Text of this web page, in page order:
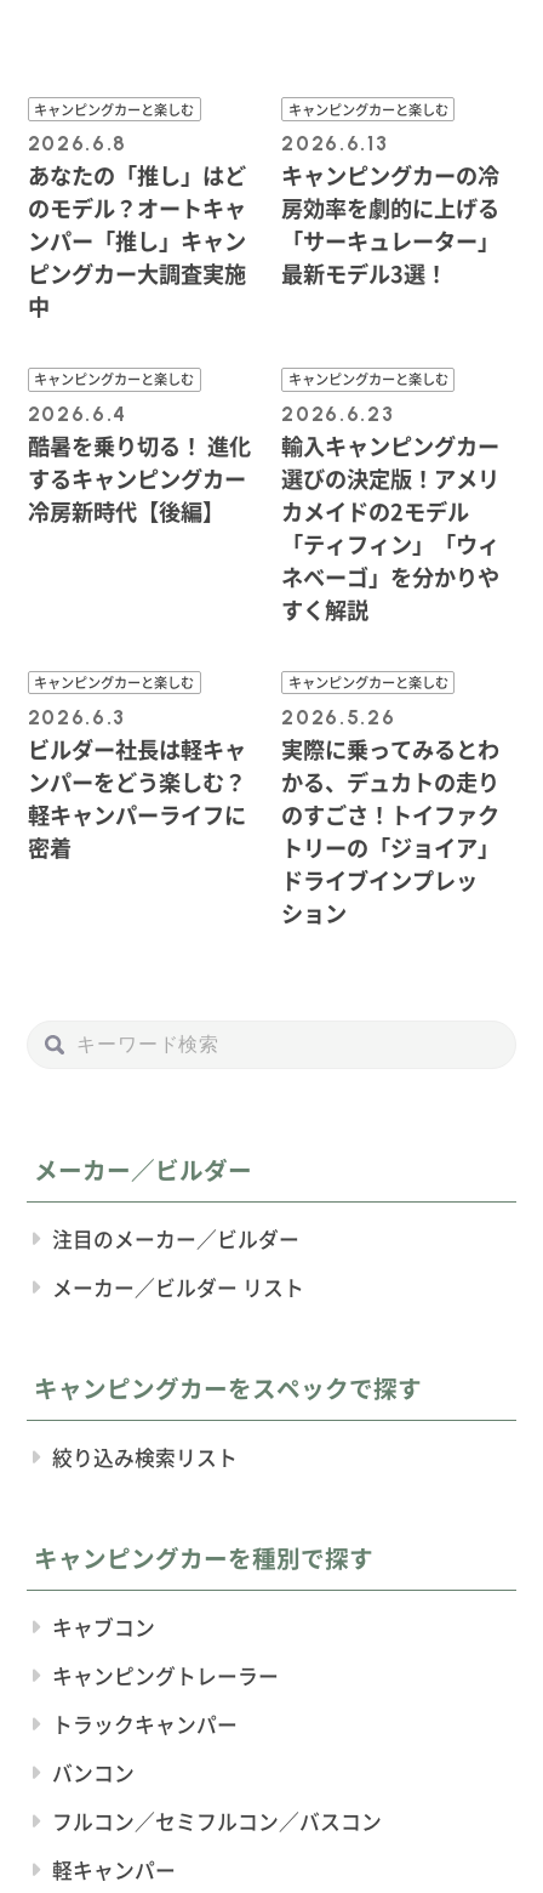
キャンピングカーと楽しむ
2026.6.8
あなたの「推し」はど
のモデル？オートキャ
ンパー「推し」キャン
ピングカー大調査実施
中
キャンピングカーと楽しむ
2026.6.13
キャンピングカーの冷
房効率を劇的に上げる
「サーキュレーター」
最新モデル3選！
キャンピングカーと楽しむ
2026.6.4
酷暑を乗り切る！ 進化
するキャンピングカー
冷房新時代【後編】
キャンピングカーと楽しむ
2026.6.23
輸入キャンピングカー
選びの決定版！アメリ
カメイドの2モデル
「ティフィン」「ウィ
ネベーゴ」を分かりや
すく解説
キャンピングカーと楽しむ
2026.6.3
ビルダー社長は軽キャ
ンパーをどう楽しむ？
軽キャンパーライフに
密着
キャンピングカーと楽しむ
2026.5.26
実際に乗ってみるとわ
かる、デュカトの走り
のすごさ！トイファク
トリーの「ジョイア」
ドライブインプレッ
ション
メーカー／ビルダー
注目のメーカー／ビルダー
メーカー／ビルダー リスト
キャンピングカーをスペックで探す
絞り込み検索リスト
キャンピングカーを種別で探す
キャブコン
キャンピングトレーラー
トラックキャンパー
バンコン
フルコン／セミフルコン／バスコン
軽キャンパー